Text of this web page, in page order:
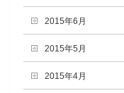
2015年6月
2015年5月
2015年4月